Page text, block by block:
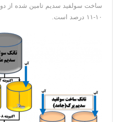
ساخت سولفید سدیم تامین شده از دو
۱۰-۱۱ درصد است.